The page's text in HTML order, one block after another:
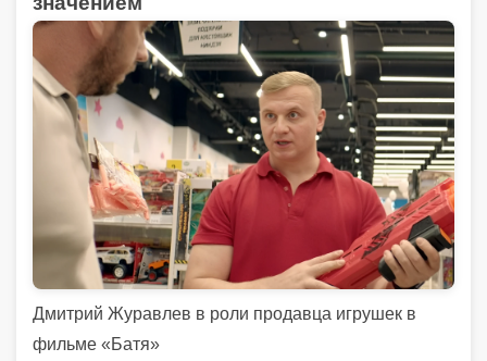
Дмитрий Журавлев в роли продавца игрушек в
фильме «Батя»